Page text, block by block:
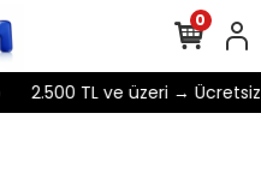
2.500 TL ve üzeri →
0